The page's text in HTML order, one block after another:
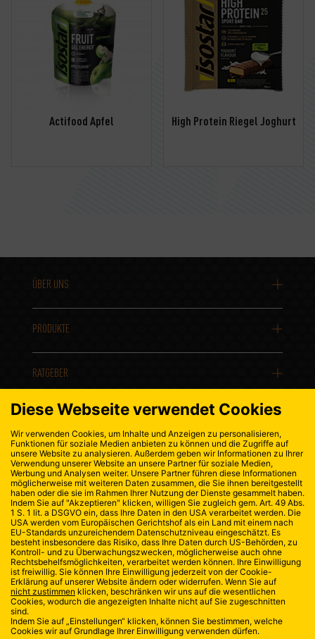
Actifood Apfel High Protein Riegel Joghurt
ÜBER UNS
PRODUKTE
RATGEBER
KONTAKT
DATENSCHUTZ
IMPRESSUM